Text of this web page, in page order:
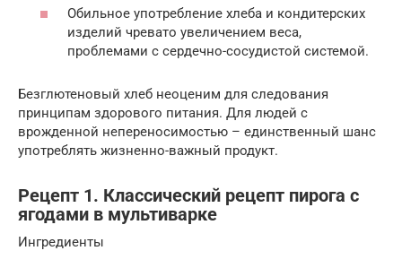
Обильное употребление хлеба и кондитерских
изделий чревато увеличением веса,
проблемами с сердечно-сосудистой системой.
Безглютеновый хлеб неоценим для следования
принципам здорового питания. Для людей с
врожденной непереносимостью – единственный шанс
употреблять жизненно-важный продукт.
Рецепт 1. Классический рецепт пирога с
ягодами в мультиварке
Ингредиенты